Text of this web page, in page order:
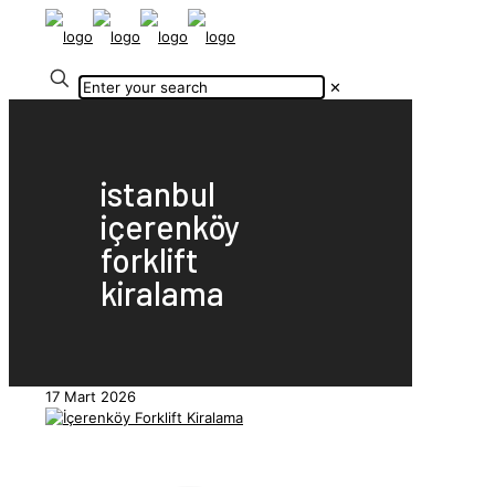
✕
istanbul
içerenköy
forklift
kiralama
17 Mart 2026